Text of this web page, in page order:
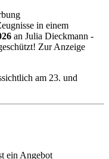
in einem
an Julia Dieckmann -
Zur Anzeige
am 23. und
ein Angebot